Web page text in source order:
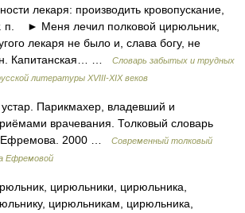
лекаря: производить кровопускание,
п. ► Меня лечил полковой цирюльник,
лекаря не было и, слава богу, не
Капитанская… …
Словарь забытых и трудных
литературы ХVIII-ХIХ веков
Парикмахер, владевший и
врачевания. Толковый словарь
2000 …
Современный толковый
Ефремовой
цирюльники, цирюльника,
цирюльникам, цирюльника,